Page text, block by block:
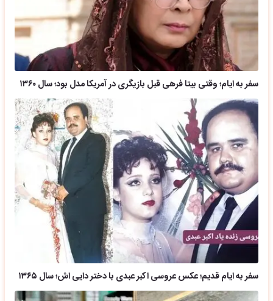
سفر به ایام؛ وقتی بیتا فرهی قبل بازیگری در آمریکا مدل بود؛ سال ۱۳۶۰
سفر به ایام قدیم؛ عکس عروسی اکبر عبدی با دختر دایی اش؛ سال ۱۳۶۵